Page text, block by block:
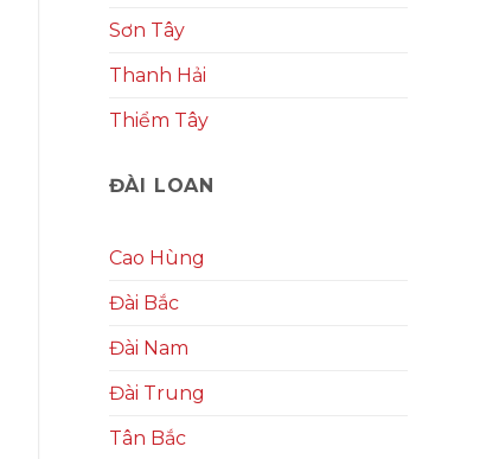
Sơn Tây
Thanh Hải
Thiểm Tây
ĐÀI LOAN
Cao Hùng
Đài Bắc
Đài Nam
Đài Trung
Tân Bắc